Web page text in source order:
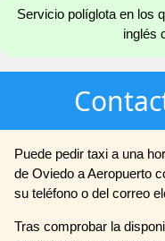
Servicio políglota en los
inglés
Puede pedir taxi a una
de Oviedo a Aeropuerto
su teléfono o del correo
Tras comprobar la